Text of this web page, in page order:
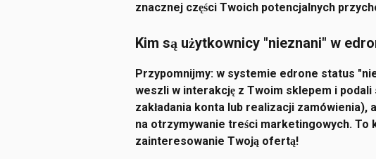
znacznej części Twoich potencjalnych
Kim są użytkownicy "nieznani" w
Przypomnijmy: w systemie edrone status
weszli w interakcję z Twoim sklepem i
zakładania konta lub realizacji zamówienia),
na otrzymywanie treści marketingowych. To
zainteresowanie Twoją ofertą!